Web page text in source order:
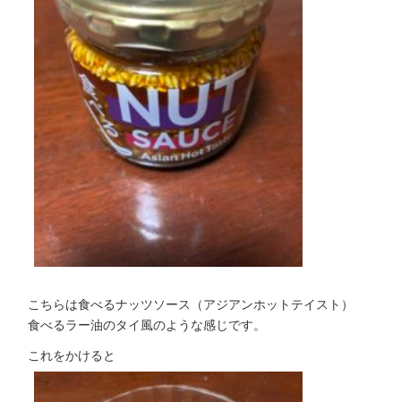
こちらは食べるナッツソース（アジアンホットテイスト）
食べるラー油のタイ風のような感じです。
これをかけると